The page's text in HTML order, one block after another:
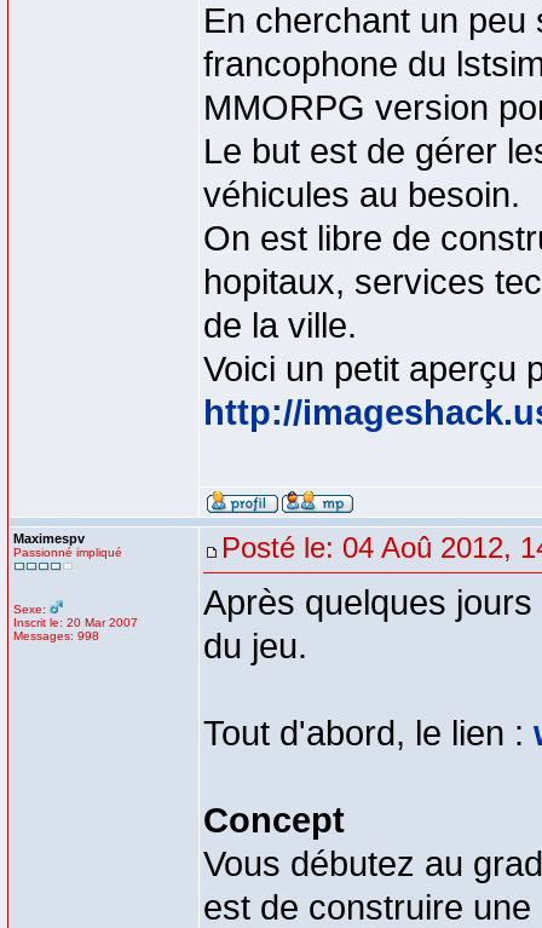
En cherchant un
francophone du
MMORPG version
Le but est de gérer
véhicules au besoin.
On est libre de
hopitaux, services
de la ville.
Voici un petit aperçu
http://
Maximespv
Passionné impliqué
Sexe:
Inscrit le: 20 Mar 2007
Messages: 998
Posté le: 04 Aoû 2012,
Après quelques
du jeu.
Tout d'abord, le lien :
Concept
Vous débutez au
est de construire